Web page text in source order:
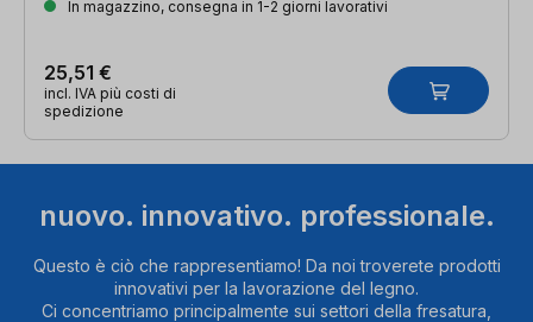
In magazzino, consegna in 1-2 giorni lavorativi
25,51 €
incl. IVA più costi di
spedizione
nuovo. innovativo. professionale.
Questo è ciò che rappresentiamo! Da noi troverete prodotti
innovativi per la lavorazione del legno.
Ci concentriamo principalmente sui settori della fresatura,